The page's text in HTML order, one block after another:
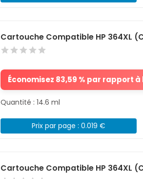
Cartouche Compatible HP 364XL
Économisez 83,59 % par rapport
Quantité : 14.6 ml
Prix par page : 0.019 €
Cartouche Compatible HP 364XL